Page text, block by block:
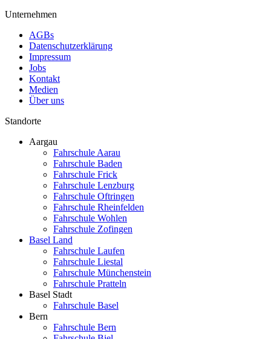
Unternehmen
AGBs
Datenschutzerklärung
Impressum
Jobs
Kontakt
Medien
Über uns
Standorte
Aargau
Fahrschule Aarau
Fahrschule Baden
Fahrschule Frick
Fahrschule Lenzburg
Fahrschule Oftringen
Fahrschule Rheinfelden
Fahrschule Wohlen
Fahrschule Zofingen
Basel Land
Fahrschule Laufen
Fahrschule Liestal
Fahrschule Münchenstein
Fahrschule Pratteln
Basel Stadt
Fahrschule Basel
Bern
Fahrschule Bern